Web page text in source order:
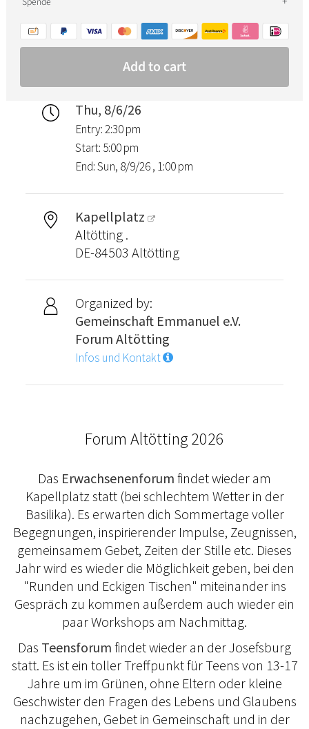
Thu, 8/6/26
Entry: 2:30 pm
Start: 5:00 pm
End: Sun, 8/9/26 , 1:00 pm
Kapellplatz
Altötting .
DE-84503 Altötting
Organized by:
Gemeinschaft Emmanuel e.V.
Forum Altötting
Infos und Kontakt
Forum Altötting 2026
Das Erwachsenenforum findet wieder am
Kapellplatz statt (bei schlechtem Wetter in der
Basilika). Es erwarten dich Sommertage voller
Begegnungen, inspirierender Impulse, Zeugnissen,
gemeinsamem Gebet, Zeiten der Stille etc. Dieses
Jahr wird es wieder die Möglichkeit geben, bei den
"Runden und Eckigen Tischen" miteinander ins
Gespräch zu kommen außerdem auch wieder ein
paar Workshops am Nachmittag.
Das Teensforum findet wieder an der Josefsburg
statt. Es ist ein toller Treffpunkt für Teens von 13-17
Jahre um im Grünen, ohne Eltern oder kleine
Geschwister den Fragen des Lebens und Glaubens
nachzugehen, Gebet in Gemeinschaft und in der